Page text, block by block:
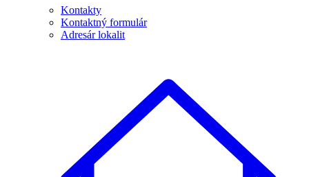
Kontakty
Kontaktný formulár
Adresár lokalit